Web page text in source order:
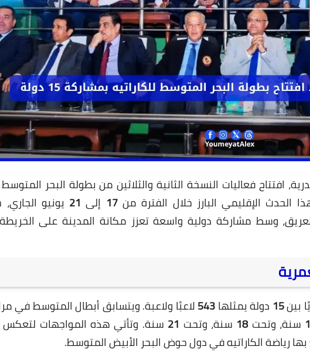
فعاليات النسخة الثانية والثلاثين من بطولة البحر المتوسط
الإقليمي البارز خلال الفترة من17 إلى 21 يونيو
وسط مشاركة دولية واسعة تعزز مكانة المدينة على الخريطة
بين15 دولة يمثلها543لاعبًا ولاعبة. ويتسابق أبطال المتوسط في
سنة، وتحت18 سنة، وتحت 21 سنة. وتأتي هذه المواجهات
بها رياضة الكاراتيه في دول حوض البحر الأبيض المتوسط.
01 يونيو 2026